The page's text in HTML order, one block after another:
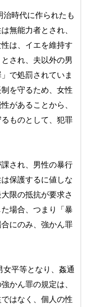
時代に作られたも
無能力者とされ、
は、イエを維持す
され、夫以外の男
で処罰されていま
を守るため、女性
があることから、
るものとして、犯罪
され、男性の暴行
保護するに値しな
限の抵抗が要求さ
場合、つまり「暴
にのみ、強かん罪
平等となり、姦通
かん罪の規定は、
はなく、個人の性